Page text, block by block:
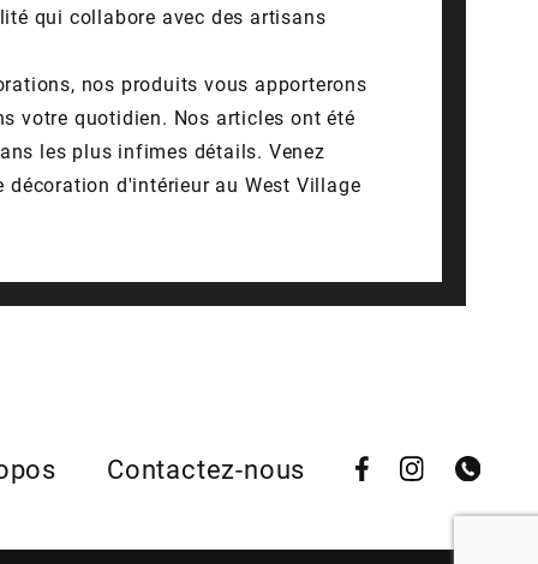
qui collabore avec des artisans
nos produits vous apporterons
votre quotidien. Nos articles ont été
les plus infimes détails. Venez
décoration d'intérieur au West Village
Contactez-nous